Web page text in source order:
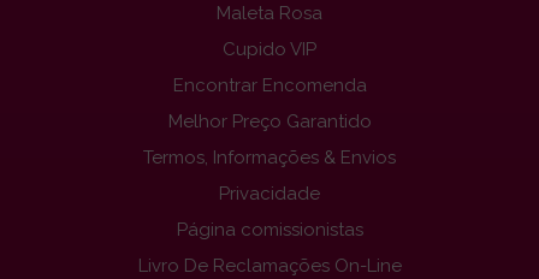
Maleta Rosa
Cupido VIP
Encontrar Encomenda
Melhor Preço Garantido
Termos, Informações & Envios
Privacidade
Página comissionistas
Livro De Reclamações On-Line